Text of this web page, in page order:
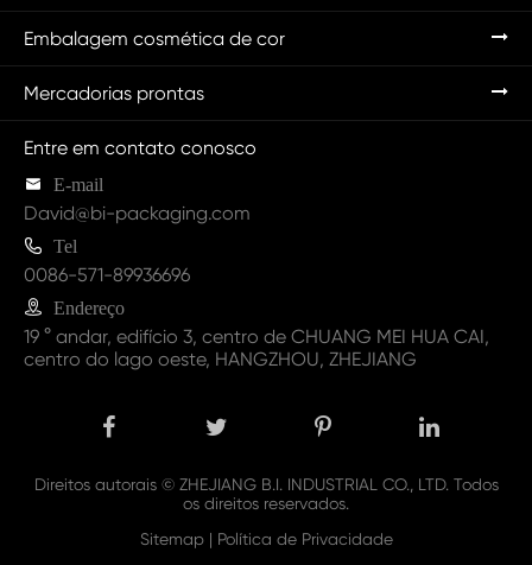
Embalagem cosmética de cor
Mercadorias prontas
Entre em contato conosco
 E-mail
David@bi-packaging.com
 Tel
0086-571-89936696
 Endereço
19 ° andar, edifício 3, centro de CHUANG MEI HUA CAI,
centro do lago oeste, HANGZHOU, ZHEJIANG
Direitos autorais © ZHEJIANG B.I. INDUSTRIAL CO., LTD. Todos
os direitos reservados.
Sitemap| Política de Privacidade